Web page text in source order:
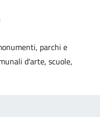
parchi e
d'arte, scuole,